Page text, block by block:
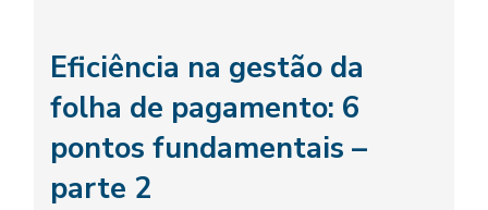
Eficiência na gestão da
folha de pagamento: 6
pontos fundamentais –
parte 2